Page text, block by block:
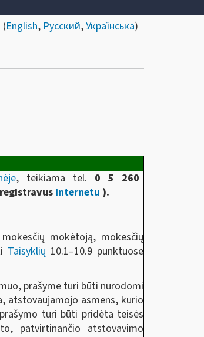
(English, Русский,Українська)
, teikiama tel. 0 5 260
internetu ).
mokėtoją, mokesčių
Taisyklių 10.1–10.9 punktuose
prašyme turi būti nurodomi
atstovaujamojo asmens, kurio
turi būti pridėta teisės
patvirtinančio atstovavimo